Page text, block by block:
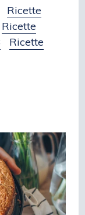
Ricette
Ricette
Ricette